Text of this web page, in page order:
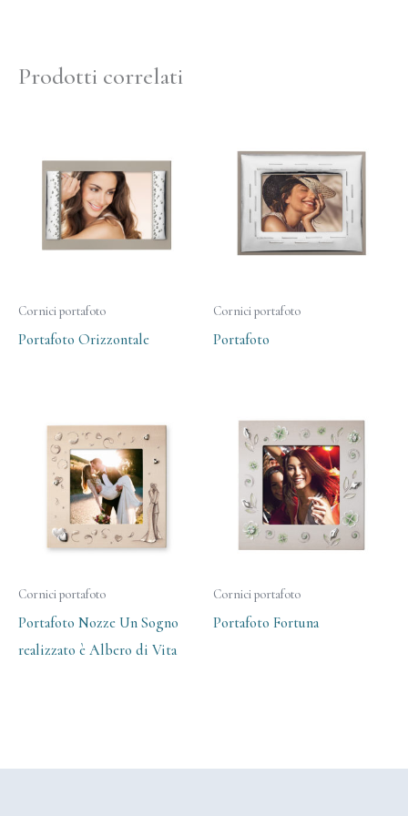
Prodotti correlati
Cornici portafoto
Portafoto Orizzontale
Cornici portafoto
Portafoto
Cornici portafoto
Portafoto Nozze Un Sogno
realizzato è Albero di Vita
Cornici portafoto
Portafoto Fortuna